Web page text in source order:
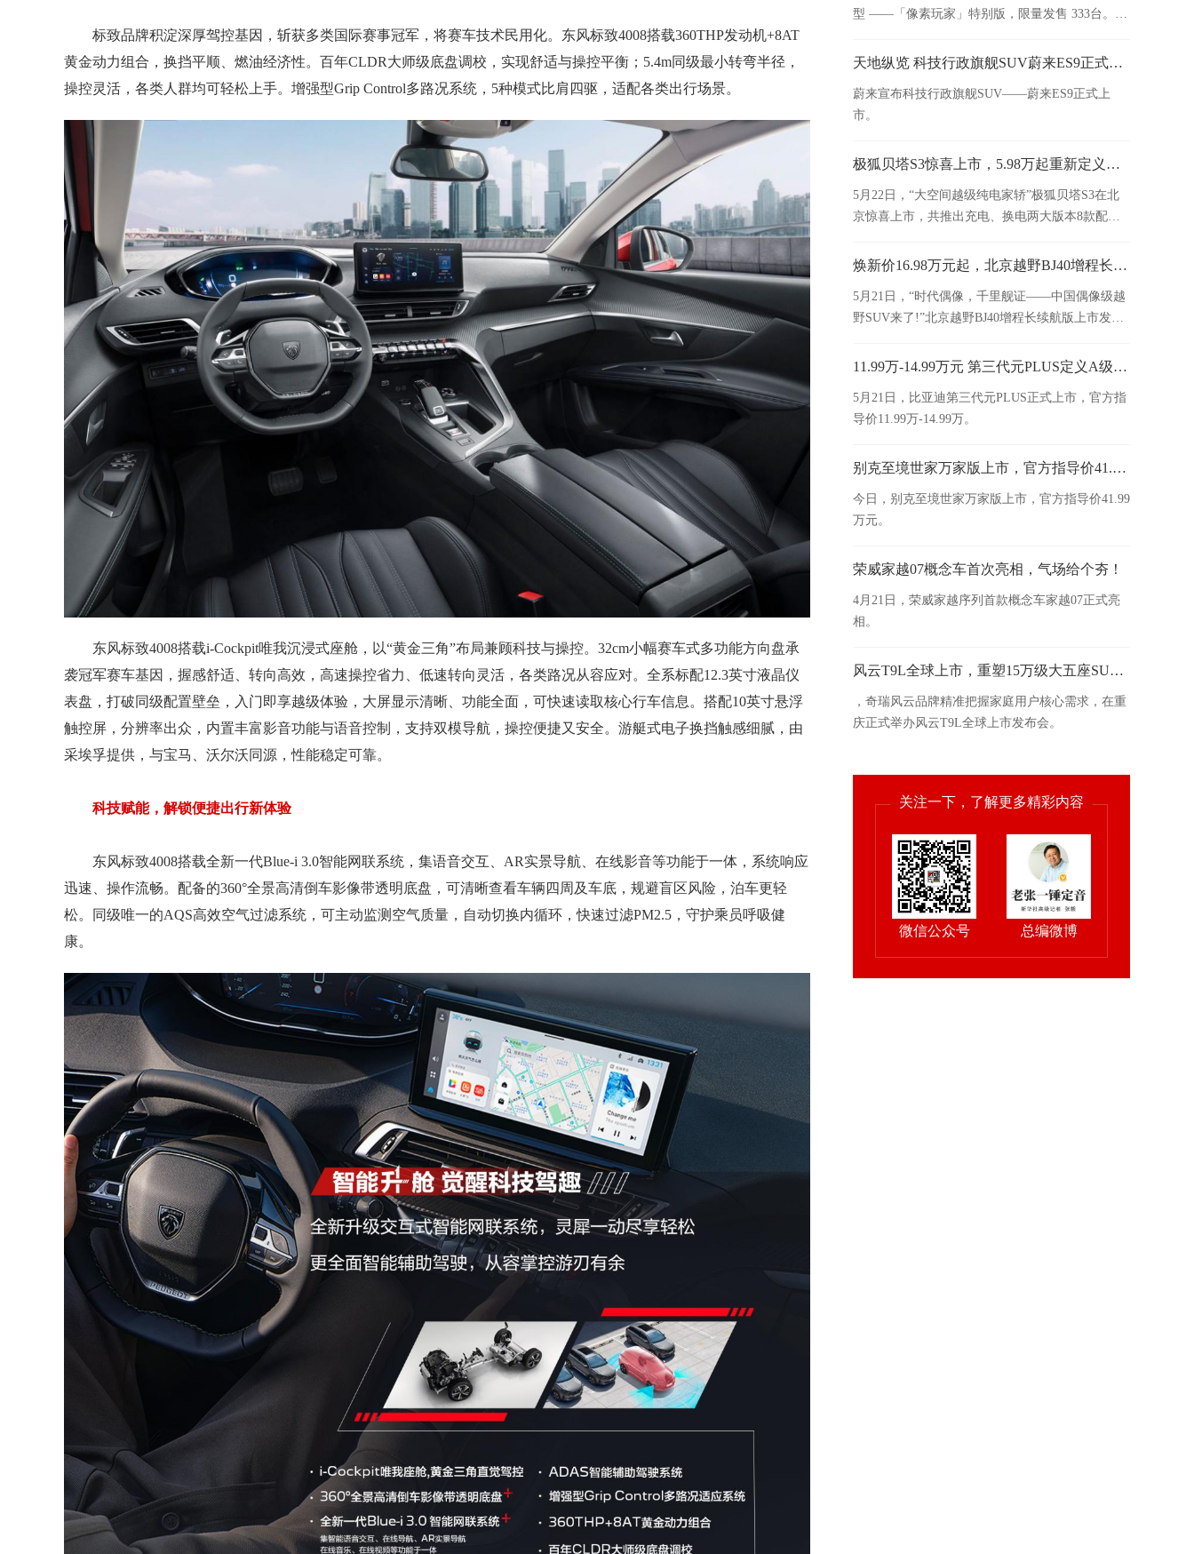
标致品牌积淀深厚驾控基因，斩获多类国际赛事冠军，将赛车技术民用化。东风标致4008搭载360THP发动机+8AT
黄金动力组合，换挡平顺、燃油经济性。百年CLDR大师级底盘调校，实现舒适与操控平衡；5.4m同级最小转弯半径，
操控灵活，各类人群均可轻松上手。增强型Grip Control多路况系统，5种模式比肩四驱，适配各类出行场景。
东风标致4008搭载i-Cockpit唯我沉浸式座舱，以“黄金三角”布局兼顾科技与操控。32cm小幅赛车式多功能方向盘承
袭冠军赛车基因，握感舒适、转向高效，高速操控省力、低速转向灵活，各类路况从容应对。全系标配12.3英寸液晶仪
表盘，打破同级配置壁垒，入门即享越级体验，大屏显示清晰、功能全面，可快速读取核心行车信息。搭配10英寸悬浮
触控屏，分辨率出众，内置丰富影音功能与语音控制，支持双模导航，操控便捷又安全。游艇式电子换挡触感细腻，由
采埃孚提供，与宝马、沃尔沃同源，性能稳定可靠。
科技赋能，解锁便捷出行新体验
东风标致4008搭载全新一代Blue-i 3.0智能网联系统，集语音交互、AR实景导航、在线影音等功能于一体，系统响应
迅速、操作流畅。配备的360°全景高清倒车影像带透明底盘，可清晰查看车辆四周及车底，规避盲区风险，泊车更轻
松。同级唯一的AQS高效空气过滤系统，可主动监测空气质量，自动切换内循环，快速过滤PM2.5，守护乘员呼吸健
康。
型 ——「像素玩家」特别版，限量发售 333台。新
元，并于今日开启交付。
天地纵览 科技行政旗舰SUV蔚来ES9正式上市
蔚来宣布科技行政旗舰SUV——蔚来ES9正式上
市。
极狐贝塔S3惊喜上市，5.98万起重新定义家用纯电标杆
5月22日，“大空间越级纯电家轿”极狐贝塔S3在北
京惊喜上市，共推出充电、换电两大版本8款配
焕新价16.98万元起，北京越野BJ40增程长续航版正式上市
5月21日，“时代偶像，千里舰证——中国偶像级越
野SUV来了!”北京越野BJ40增程长续航版上市发布
11.99万-14.99万元 第三代元PLUS定义A级SUV新标杆
5月21日，比亚迪第三代元PLUS正式上市，官方指
导价11.99万-14.99万。
别克至境世家万家版上市，官方指导价41.99万元
今日，别克至境世家万家版上市，官方指导价41.99
万元。
荣威家越07概念车首次亮相，气场给个夯！
4月21日，荣威家越序列首款概念车家越07正式亮
相。
风云T9L全球上市，重塑15万级大五座SUV新标杆
，奇瑞风云品牌精准把握家庭用户核心需求，在重
庆正式举办风云T9L全球上市发布会。
关注一下，了解更多精彩内容
微信公众号 总编微博